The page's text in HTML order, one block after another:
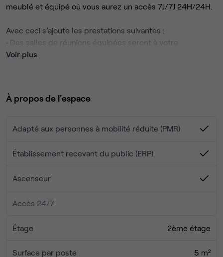
meublé et équipé où vous aurez un accès 7J/7J 24H/24H.
Avec ceci s’ajoute les prestations suivantes :
• Des salles de réunions équipées seront à votre
disposition gratuitement (visioconférence disponible).
recevoir et vous proposer différents services
• Possibilité de louer une place de parking privative
Voir plus
À propos de l'espace
Adapté aux personnes à mobilité réduite (PMR)
Établissement recevant du public (ERP)
Ascenseur
Accès 24/7
Étage 2ème étage
Surface par poste 5 m²